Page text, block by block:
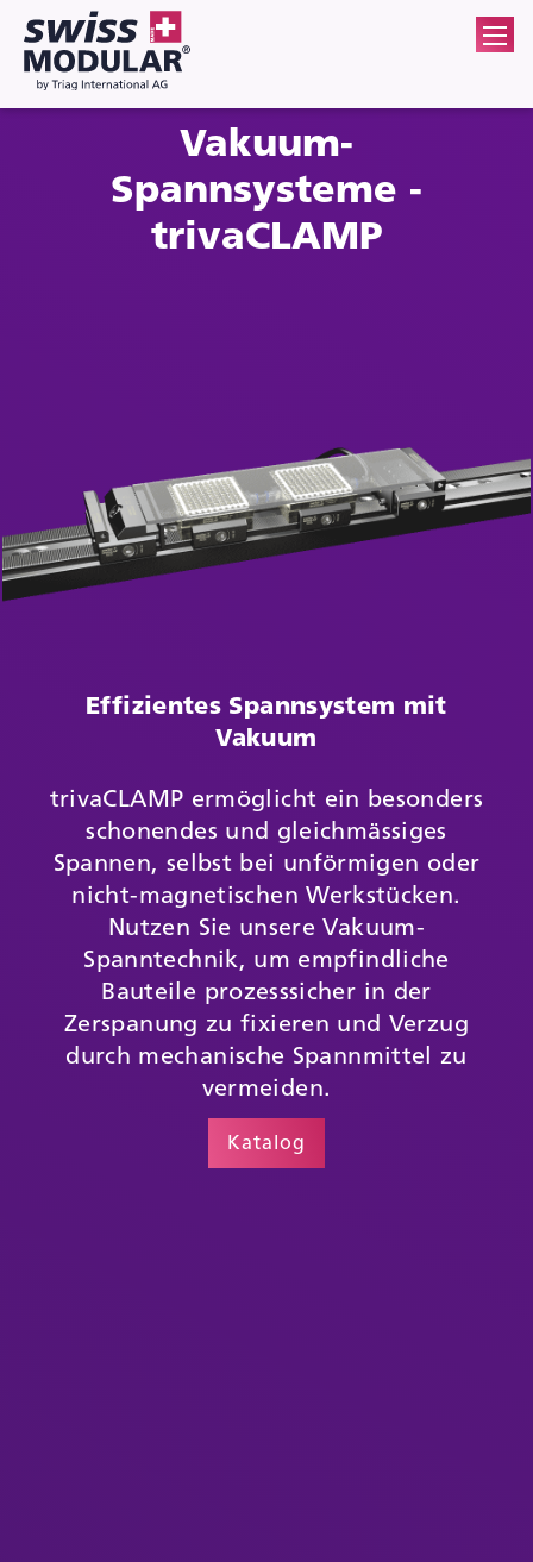
Vakuum-
Spannsysteme -
trivaCLAMP
Effizientes Spannsystem mit
Vakuum
trivaCLAMP ermöglicht ein besonders
schonendes und gleichmässiges
Spannen, selbst bei unförmigen oder
nicht-magnetischen Werkstücken.
Nutzen Sie unsere Vakuum-
Spanntechnik, um empfindliche
Bauteile prozesssicher in der
Zerspanung zu fixieren und Verzug
durch mechanische Spannmittel zu
vermeiden.
Katalog